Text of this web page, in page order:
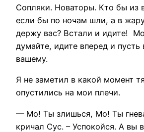
Сопляки. Новаторы. Кто бы из
если бы по ночам шли, а в
держу вас? Встали и идите!
думайте, идите вперед и пусть
вашему.
Я не заметил в какой момент
опустились на мои плечи.
— Мо! Ты злишься, Мо! Ты
кричал Сус. – Успокойся. А вы